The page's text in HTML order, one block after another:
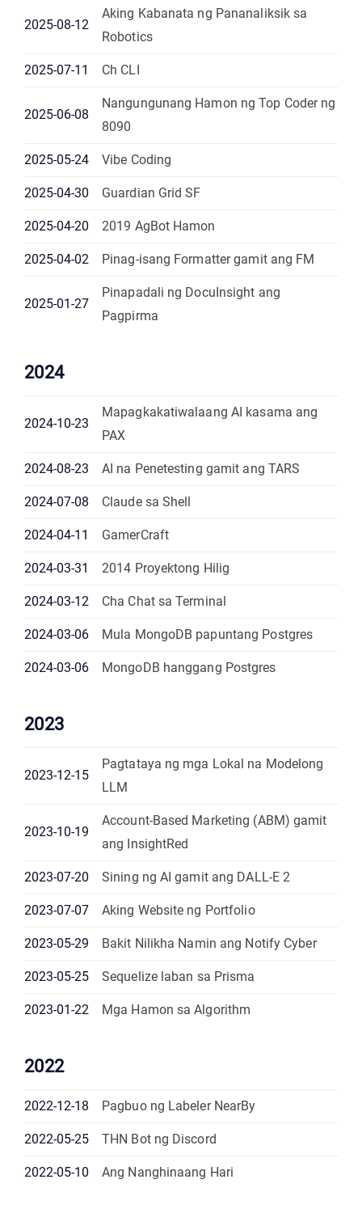
2025-08-12
Aking Kabanata ng Pananaliksik sa
Robotics
2025-07-11 Ch CLI
2025-06-08
Nangungunang Hamon ng Top Coder ng
8090
2025-05-24 Vibe Coding
2025-04-30 Guardian Grid SF
2025-04-20 2019 AgBot Hamon
2025-04-02 Pinag-isang Formatter gamit ang FM
2025-01-27
Pinapadali ng DocuInsight ang
Pagpirma
2024
2024-10-23
Mapagkakatiwalaang AI kasama ang
PAX
2024-08-23 AI na Penetesting gamit ang TARS
2024-07-08 Claude sa Shell
2024-04-11 GamerCraft
2024-03-31 2014 Proyektong Hilig
2024-03-12 Cha Chat sa Terminal
2024-03-06 Mula MongoDB papuntang Postgres
2024-03-06 MongoDB hanggang Postgres
2023
2023-12-15
Pagtataya ng mga Lokal na Modelong
LLM
2023-10-19
Account-Based Marketing (ABM) gamit
ang InsightRed
2023-07-20 Sining ng AI gamit ang DALL-E 2
2023-07-07 Aking Website ng Portfolio
2023-05-29 Bakit Nilikha Namin ang Notify Cyber
2023-05-25 Sequelize laban sa Prisma
2023-01-22 Mga Hamon sa Algorithm
2022
2022-12-18 Pagbuo ng Labeler NearBy
2022-05-25 THN Bot ng Discord
2022-05-10 Ang Nanghinaang Hari